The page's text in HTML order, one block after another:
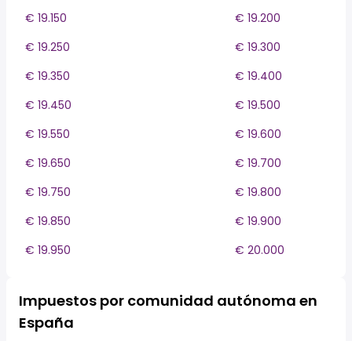
€ 19.150
€ 19.200
€ 19.250
€ 19.300
€ 19.350
€ 19.400
€ 19.450
€ 19.500
€ 19.550
€ 19.600
€ 19.650
€ 19.700
€ 19.750
€ 19.800
€ 19.850
€ 19.900
€ 19.950
€ 20.000
Impuestos por comunidad autónoma en
España